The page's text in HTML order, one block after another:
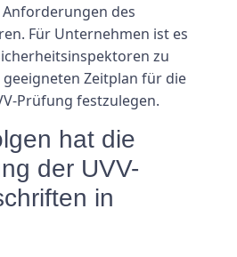
des
Für Unternehmen ist es
zu
Zeitplan für die
Prüfung festzulegen.
hat die
der UVV-
in